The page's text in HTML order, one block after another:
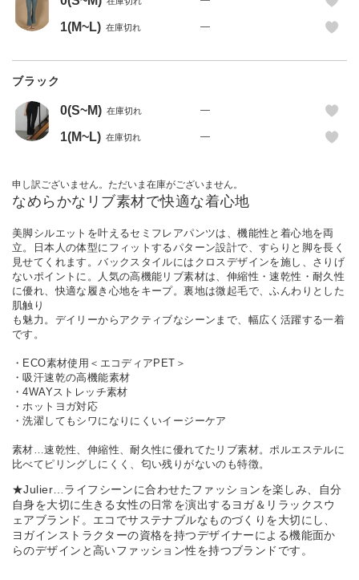
1(M~L) 在庫切れ —
ブラック
0(S~M) 在庫切れ —
1(M~L) 在庫切れ —
申し訳ございません。ただいま在庫がございません。
なめらかなリブ素材で快適な着心地
美脚シルエットを叶えるセミフレアパンツは、機能性と着心地を両
立。日本人の体型にフィットするパターン設計で、すらりと脚を長く
見せてくれます。バックスタイルにはクロスデザインを施し、さりげ
ないポイントに。人気の高機能リブ素材は、伸縮性・速乾性・耐久性
に優れ、快適な履き心地をキープ。裏地は微起毛で、ふんわりとした
肌触り
も魅力。デイリーからアクティブなシーンまで、幅広く活躍する一着
です。
・ECO素材使用＜エコディアPET＞
・吸汗速乾の高機能素材
・4WAYストレッチ素材
・ホットヨガ対応
・洗濯してもシワになりにくいイージーケア
素材…速乾性、伸縮性、耐久性に優れてたリブ素材。ポルエステルに
比べてピリングしにくく、匂い残りがないのも特徴。
★Julier…ライフシーンに合わせたファッションを楽しみ、自分
自身を大切に生きる女性の日常を演出するヨガ＆リラックスウ
ェアブランド。エコでサステナブルなものづくりを大切にし、
ヨガインストラクターの資格を持つデザイナーによる機能面か
らのデザインと高いファッション性を持つブランドです。